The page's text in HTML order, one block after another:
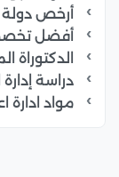
أرخص دولة
أفضل
الدكتوراة
دراسة
مواد ادارة